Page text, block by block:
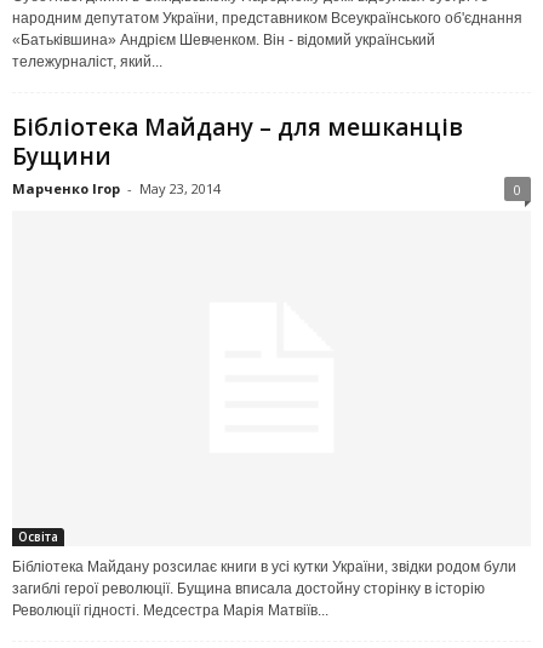
народним депутатом України, представником Всеукраїнського об'єднання
«Батьківшина» Андрієм Шевченком. Він - відомий український
тележурналіст, який...
Бібліотека Майдану – для мешканців
Бущини
Марченко Ігор - May 23, 2014 0
Освіта
Бібліотека Майдану розсилає книги в усі кутки України, звідки родом були
загиблі герої революції. Бущина вписала достойну сторінку в історію
Революції гідності. Медсестра Марія Матвіїв...